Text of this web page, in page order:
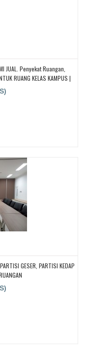
JUAL. Penyekat Ruangan,
RUANG KELAS KAMPUS |
TANGERANG
GESER, PARTISI KEDAP